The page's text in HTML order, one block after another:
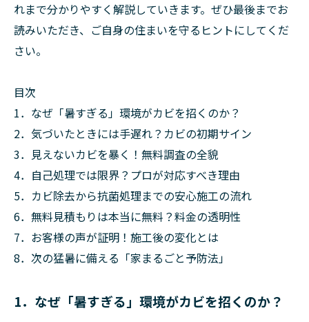
れまで分かりやすく解説していきます。ぜひ最後までお
読みいただき、ご自身の住まいを守るヒントにしてくだ
さい。
目次
1．なぜ「暑すぎる」環境がカビを招くのか？
2．気づいたときには手遅れ？カビの初期サイン
3．見えないカビを暴く！無料調査の全貌
4．自己処理では限界？プロが対応すべき理由
5．カビ除去から抗菌処理までの安心施工の流れ
6．無料見積もりは本当に無料？料金の透明性
7．お客様の声が証明！施工後の変化とは
8．次の猛暑に備える「家まるごと予防法」
1．なぜ「暑すぎる」環境がカビを招くのか？